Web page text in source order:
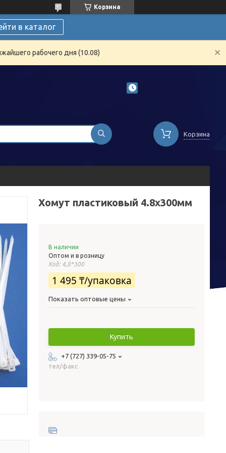
Корзина
в каталог
рабочего дня (10.08)
Корзина
Хомут пластиковый 4.8х300мм
В наличии
Оптом и в розницу
Код: 4,8*300
1 495 ₸/упаковка
Показать оптовые цены
Купить
+7 (727) 339-05-75
тел/факс